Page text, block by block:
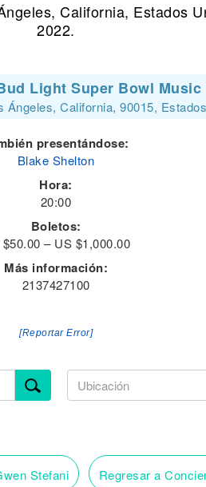
California, Estados
2022.
Light Super Bowl Music
Ángeles, California, 90015,
presentándose:
Blake Shelton
Hora:
20:00
Boletos:
– US $1,000.00
Más información:
2137427100
[Reportar Error]
Stefani Regresar a